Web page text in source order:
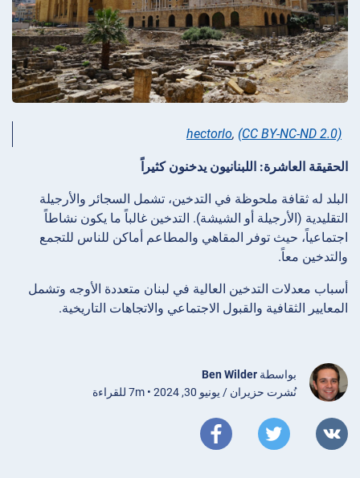
hectorlo, (CC BY-NC-ND 2.0)
الحقيقة العاشرة: اللبنانيون يدخنون كثيراً
البلد له ثقافة ملحوظة في التدخين، تشمل السجائر والأرجيلة
التقليدية (الأرجيلة أو الشيشة). التدخين غالباً ما يكون نشاطاً
اجتماعياً، حيث توفر المقاهي والمطاعم أماكن للناس للتجمع
والتدخين معاً.
أسباب معدلات التدخين العالية في لبنان متعددة الأوجه وتشمل
المعايير الثقافية والقبول الاجتماعي والاتجاهات التاريخية.
بواسطة Ben Wilder
نُشرت حزيران / يونيو 30, 2024 • 7m للقراءة